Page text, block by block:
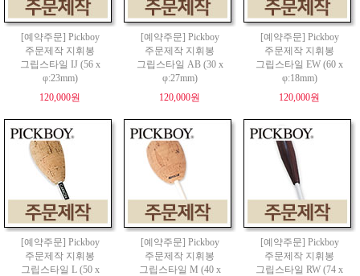
[예약주문] Pickboy
주문제작 지휘봉
그립스타일 IJ (56 x
φ:23mm)
120,000원
[예약주문] Pickboy
주문제작 지휘봉
그립스타일 AB (30 x
φ:27mm)
120,000원
[예약주문] Pickboy
주문제작 지휘봉
그립스타일 EW (60 x
φ:18mm)
120,000원
[예약주문] Pickboy
주문제작 지휘봉
그립스타일 L (50 x
[예약주문] Pickboy
주문제작 지휘봉
그립스타일 M (40 x
[예약주문] Pickboy
주문제작 지휘봉
그립스타일 RW (74 x